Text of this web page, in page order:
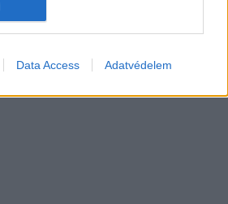
Data Access Adatvédelem